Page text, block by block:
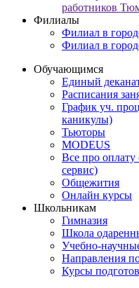
работников
Филиалы
Филиал в
Филиал в
Обучающимся
Единый
Расписания
График уч.
каникулы)
Тьюторы
MODEUS
Все про
сервис)
Общежития
Онлайн курсы
Школьникам
Гимназия
Школа
Учебно-
Направления
Курсы